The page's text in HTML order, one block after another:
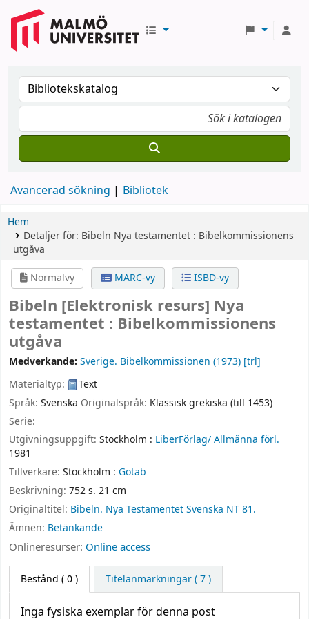
Avancerad sökning Bibliotek
Hem
Detaljer för: Bibeln Nya testamentet : Bibelkommissionens
utgåva
Normalvy
MARC-vy ISBD-vy
Bibeln [Elektronisk resurs] Nya
testamentet : Bibelkommissionens
utgåva
Medverkande: Sverige. Bibelkommissionen (1973) [trl]
Materialtyp:
Text
Språk: Svenska Originalspråk: Klassisk grekiska (till 1453)
Serie:
Utgivningsuppgift: Stockholm : LiberFörlag/ Allmänna förl.
1981
Tillverkare: Stockholm : Gotab
Beskrivning: 752 s. 21 cm
Originaltitel: Bibeln. Nya Testamentet Svenska NT 81.
Ämnen: Betänkande
Onlineresurser: Online access
Bestånd ( 0 ) Titelanmärkningar ( 7 )
Inga fysiska exemplar för denna post